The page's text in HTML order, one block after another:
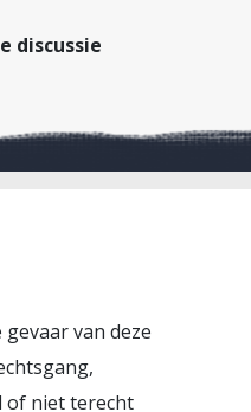
discussie
van deze
of niet terecht